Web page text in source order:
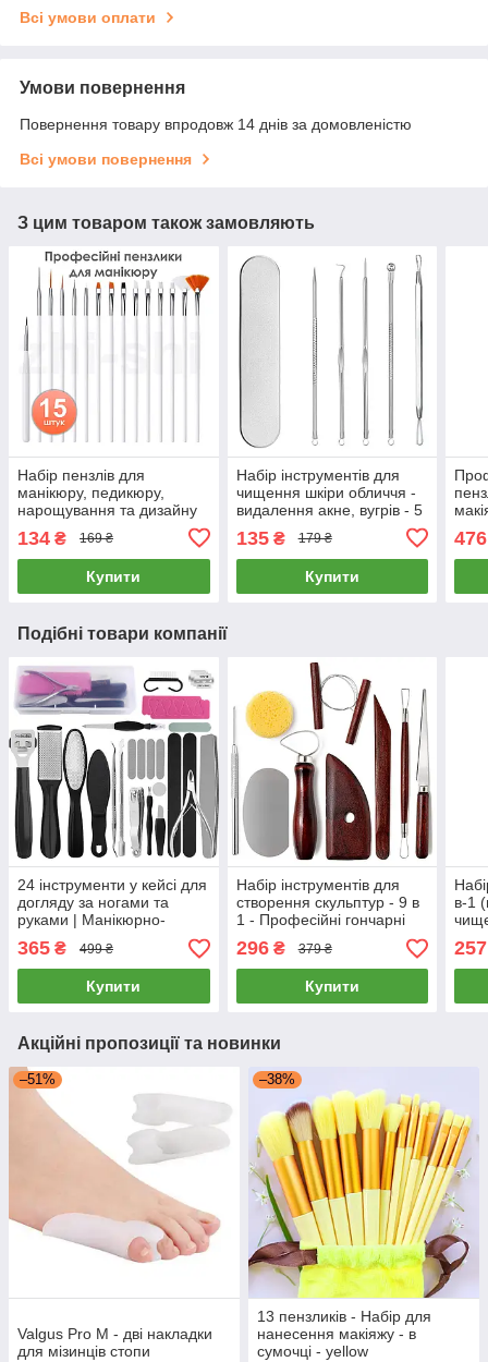
Всі умови оплати
Умови повернення
Повернення товару впродовж 14 днів за домовленістю
Всі умови повернення
З цим товаром також замовляють
Набір пензлів для
манікюру, педикюру,
нарощування та дизайну
134 ₴ 169 ₴
Купити
Набір інструментів для
чищення шкіри обличчя -
видалення акне, вугрів - 5
135₴ 179 ₴
Купити
476
Подібні товари компанії
24 інструменти у кейсі для
догляду за ногами та
руками | Манікюрно-
педікюрний набір | чорний
365 ₴ 499 ₴
Купити
Набір інструментів для
створення скульптур - 9 в
1 - Професійні гончарні
інструменти RW-09
296₴ 379 ₴
Купити
в-1
257
Акційні пропозиції та новинки
–51%
Valgus Pro M - дві накладки
для мізинців стопи
–38%
13 пензликів - Набір для
нанесення макіяжу - в
сумочці - yellow